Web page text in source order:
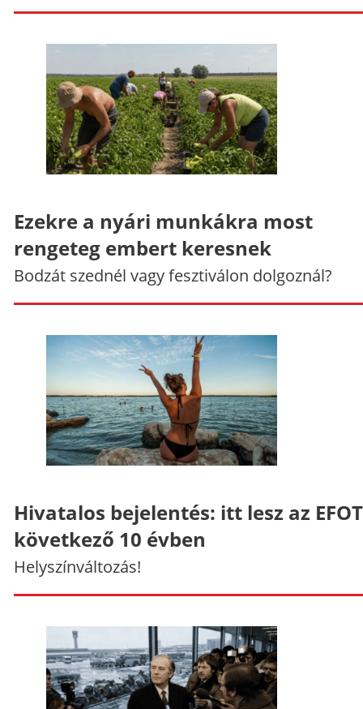
Ezekre a nyári munkákra most
rengeteg embert keresnek
Bodzát szednél vagy fesztiválon dolgoznál?
Hivatalos bejelentés: itt lesz az
következő 10 évben
Helyszínváltozás!